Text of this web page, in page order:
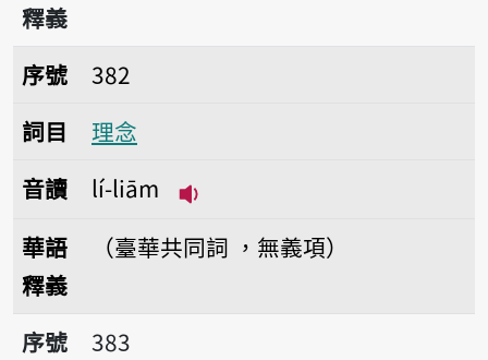
釋義
序號382理念
序號
382
詞目
理念
音讀
lí-liām
華語
釋義
（臺華共同詞 ，無義項）
序號383理想
序號
383